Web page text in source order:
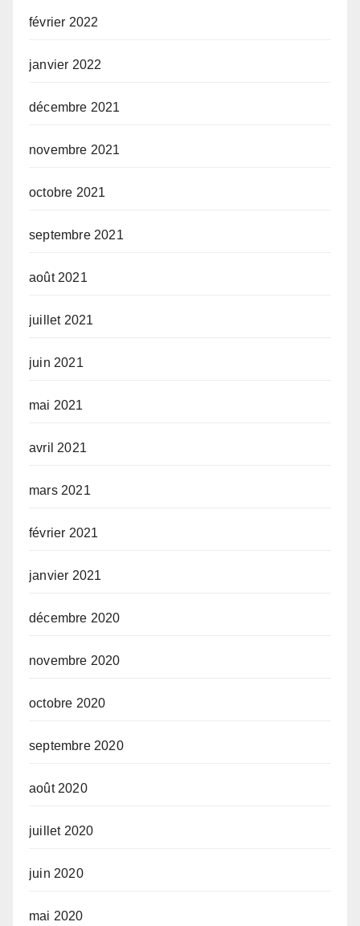
février 2022
janvier 2022
décembre 2021
novembre 2021
octobre 2021
septembre 2021
août 2021
juillet 2021
juin 2021
mai 2021
avril 2021
mars 2021
février 2021
janvier 2021
décembre 2020
novembre 2020
octobre 2020
septembre 2020
août 2020
juillet 2020
juin 2020
mai 2020